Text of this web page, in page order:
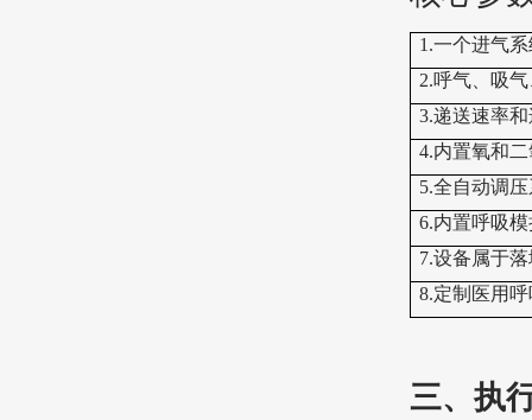
1.一个进气
2.呼气、吸
3.递送速率
4.内置氧和
5.全自动调
6.内置呼吸
7.设备属于
8.定制医用
三、执